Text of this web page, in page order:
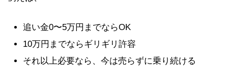
追い金0〜5万円までならOK
10万円までならギリギリ許容
それ以上必要なら、今は売らずに乗り続ける